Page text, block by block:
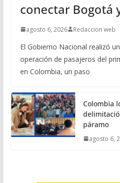
conectar Bogotá
agosto 6, 2026 Redaccion web
El Gobierno Nacional realizó
operación de pasajeros del
en Colombia, un paso
Colombia
páramo
agosto 6,